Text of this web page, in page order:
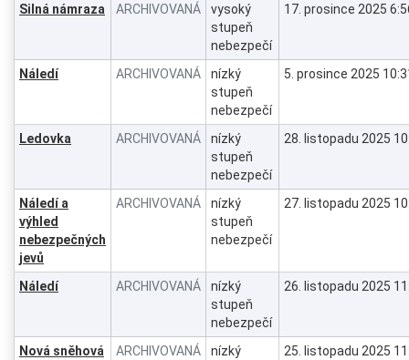
Silná námraza ARCHIVOVANÁ
vysoký
stupeň
nebezpečí
17. prosince 2025
Náledí ARCHIVOVANÁ
nízký
stupeň
nebezpečí
5. prosince 2025
Ledovka ARCHIVOVANÁ
nízký
stupeň
nebezpečí
28. listopadu 2025
Náledí a
výhled
nebezpečných
jevů
ARCHIVOVANÁ
nízký
stupeň
nebezpečí
27. listopadu 2025
Náledí ARCHIVOVANÁ
nízký
stupeň
nebezpečí
26. listopadu 2025
Nová sněhová
ARCHIVOVANÁ
nízký
25. listopadu 2025